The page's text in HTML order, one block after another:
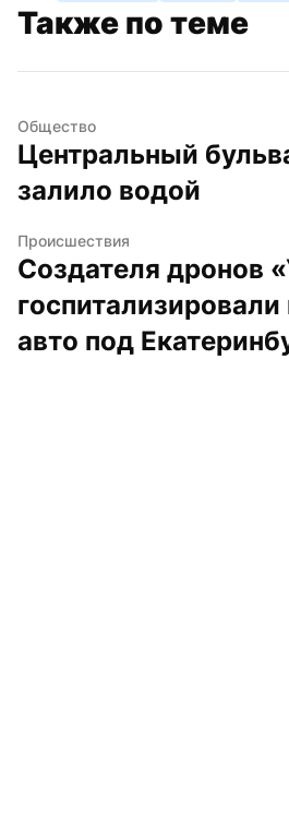
Также по теме
Общество
Центральный
залило водой
Происшествия
Создателя дронов
авто под